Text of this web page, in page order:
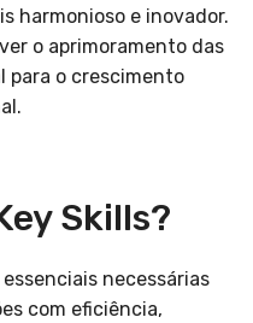
harmonioso e inovador.
o aprimoramento das
para o crescimento
Skills?
necessárias
com eficiência,